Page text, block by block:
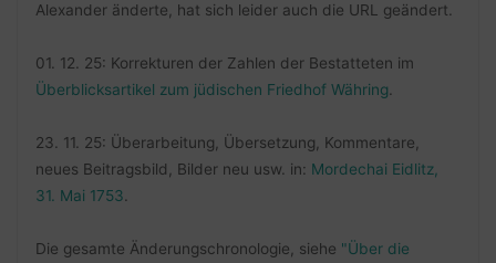
Alexander änderte, hat sich leider auch die URL geändert.
01. 12. 25: Korrekturen der Zahlen der Bestatteten im
Überblicksartikel zum jüdischen Friedhof Währing.
23. 11. 25: Überarbeitung, Übersetzung, Kommentare,
neues Beitragsbild, Bilder neu usw. in: Mordechai Eidlitz,
31. Mai 1753.
Die gesamte Änderungschronologie, siehe "Über die